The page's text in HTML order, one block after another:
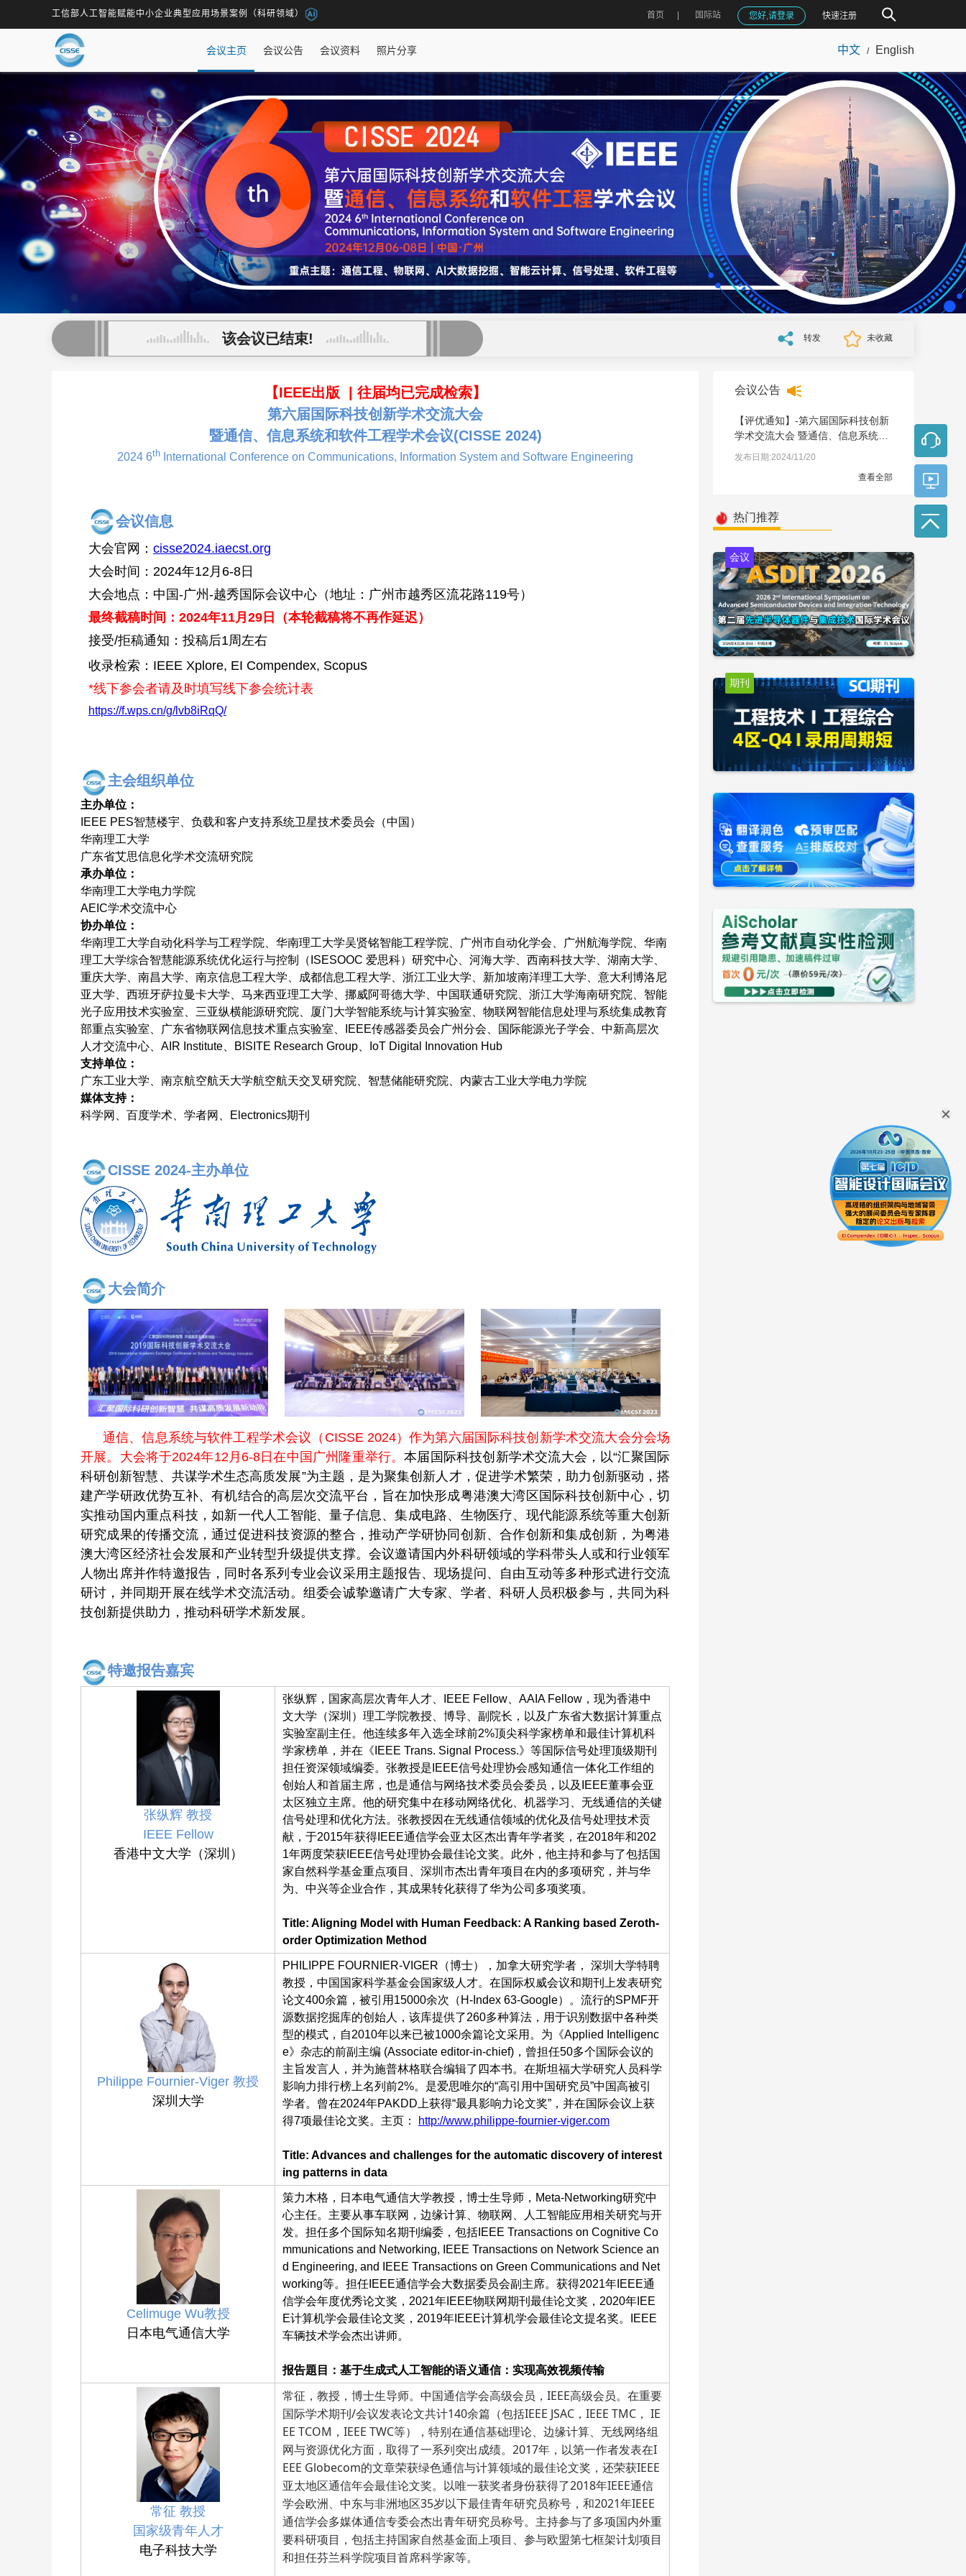
工信部人工智能赋能中小企业典型应用场景案例（科研领域） 首页 国际站 您好,请登录 快速注册
会议主页 会议公告 会议资料 照片分享 中文 / English
该会议已结束! 转发 未收藏
【IEEE出版 | 往届均已完成检索】
第六届国际科技创新学术交流大会
暨通信、信息系统和软件工程学术会议(CISSE 2024)
2024 6th International Conference on Communications, Information System and Software Engineering
会议信息
大会官网： cisse2024.iaecst.org
大会时间：2024年12月6-8日
大会地点： 中国-广州-越秀国际会议中心（地址：广州市越秀区流花路119号）
最终截稿时间：2024年11月29日（本轮截稿将不再作延迟）
接受/拒稿通知：投稿后1周左右
收录检索：IEEE Xplore, EI Compendex, Scopus
*线下参会者请及时填写线下参会统计表
https://f.wps.cn/g/lvb8iRqQ/
主会组织单位
主办单位：
IEEE PES智慧楼宇、负载和客户支持系统卫星技术委员会（中国）
华南理工大学
广东省艾思信息化学术交流研究院
承办单位：
华南理工大学电力学院
AEIC学术交流中心
协办单位：
华南理工大学自动化科学与工程学院、华南理工大学吴贤铭智能工程学院、广州市自动化学会、广州航海学院、华南
理工大学综合智慧能源系统优化运行与控制（ISESOOC 爱思科）研究中心、河海大学、西南科技大学、湖南大学、
重庆大学、南昌大学、南京信息工程大学、成都信息工程大学、浙江工业大学、新加坡南洋理工大学、意大利博洛尼
亚大学、西班牙萨拉曼卡大学、马来西亚理工大学、挪威阿哥德大学、中国联通研究院、浙江大学海南研究院、智能
光子应用技术实验室、三亚纵横能源研究院、厦门大学智能系统与计算实验室、物联网智能信息处理与系统集成教育
部重点实验室、广东省物联网信息技术重点实验室、IEEE传感器委员会广州分会、国际能源光子学会、中新高层次
人才交流中心、AIR Institute、BISITE Research Group、IoT Digital Innovation Hub
支持单位：
广东工业大学、南京航空航天大学航空航天交叉研究院、智慧储能研究院、内蒙古工业大学电力学院
媒体支持：
科学网、百度学术、学者网、Electronics期刊
CISSE 2024-主办单位
大会简介
通信、信息系统与软件工程学术会议（CISSE 2024）作为第六届国际科技创新学术交流大会分会场
开展。大会将于2024年12月6-8日在中国广州隆重举行。本届国际科技创新学术交流大会，以“汇聚国际
科研创新智慧、共谋学术生态高质发展”为主题，是为聚集创新人才，促进学术繁荣，助力创新驱动，搭
建产学研政优势互补、有机结合的高层次交流平台，旨在加快形成粤港澳大湾区国际科技创新中心，切
实推动国内重点科技，如新一代人工智能、量子信息、集成电路、生物医疗、现代能源系统等重大创新
研究成果的传播交流，通过促进科技资源的整合，推动产学研协同创新、合作创新和集成创新，为粤港
澳大湾区经济社会发展和产业转型升级提供支撑。会议邀请国内外科研领域的学科带头人或和行业领军
人物出席并作特邀报告，同时各系列专业会议采用主题报告、现场提问、自由互动等多种形式进行交流
研讨，并同期开展在线学术交流活动。组委会诚挚邀请广大专家、学者、科研人员积极参与，共同为科
技创新提供助力，推动科研学术新发展。
特邀报告嘉宾
张纵辉 教授
IEEE Fellow
香港中文大学（深圳）
张纵辉，国家高层次青年人才、IEEE Fellow、AAIA Fellow，现为香港中
文大学（深圳）理工学院教授、博导、副院长，以及广东省大数据计算重点
实验室副主任。他连续多年入选全球前2%顶尖科学家榜单和最佳计算机科
学家榜单，并在《IEEE Trans. Signal Process.》等国际信号处理顶级期刊
担任资深领域编委。张教授是IEEE信号处理协会感知通信一体化工作组的
创始人和首届主席，也是通信与网络技术委员会委员，以及IEEE董事会亚
太区独立主席。他的研究集中在移动网络优化、机器学习、无线通信的关键
信号处理和优化方法。张教授因在无线通信领域的优化及信号处理技术贡
献，于2015年获得IEEE通信学会亚太区杰出青年学者奖，在2018年和202
1年两度荣获IEEE信号处理协会最佳论文奖。此外，他主持和参与了包括国
家自然科学基金重点项目、深圳市杰出青年项目在内的多项研究，并与华
为、中兴等企业合作，其成果转化获得了华为公司多项奖项。
Title: Aligning Model with Human Feedback: A Ranking based Zeroth-
order Optimization Method
Philippe Fournier-Viger 教授
深圳大学
PHILIPPE FOURNIER-VIGER（博士），加拿大研究学者， 深圳大学特聘
教授，中国国家科学基金会国家级人才。在国际权威会议和期刊上发表研究
论文400余篇，被引用15000余次（H-Index 63-Google）。流行的SPMF开
源数据挖掘库的创始人，该库提供了260多种算法，用于识别数据中各种类
型的模式，自2010年以来已被1000余篇论文采用。为《Applied Intelligenc
e》杂志的前副主编 (Associate editor-in-chief)，曾担任50多个国际会议的
主旨发言人，并为施普林格联合编辑了四本书。在斯坦福大学研究人员科学
影响力排行榜上名列前2%。是爱思唯尔的“高引用中国研究员”中国高被引
学者。曾在2024年PAKDD上获得“最具影响力论文奖”，并在国际会议上获
得7项最佳论文奖。主页：
http://www.philippe-fournier-viger.com
Title: Advances and challenges for the automatic discovery of interest
ing patterns in data
Celimuge Wu教授
日本电气通信大学
策力木格，日本电气通信大学教授，博士生导师，Meta-Networking研究中
心主任。主要从事车联网，边缘计算、物联网、人工智能应用相关研究与开
发。担任多个国际知名期刊编委，包括IEEE Transactions on Cognitive Co
mmunications and Networking, IEEE Transactions on Network Science an
d Engineering, and IEEE Transactions on Green Communications and Net
working等。担任IEEE通信学会大数据委员会副主席。获得2021年IEEE通
信学会年度优秀论文奖，2021年IEEE物联网期刊最佳论文奖，2020年IEE
E计算机学会最佳论文奖，2019年IEEE计算机学会最佳论文提名奖。IEEE
车辆技术学会杰出讲师。
报告題目：基于生成式人工智能的语义通信：实现高效视频传输
常征 教授
国家级青年人才
电子科技大学
常征，教授，博士生导师。中国通信学会高级会员，IEEE高级会员。在重要
国际学术期刊/会议发表论文共计140余篇（包括IEEE JSAC，IEEE TMC， IE
EE TCOM，IEEE TWC等），特别在通信基础理论、边缘计算、无线网络组
网与资源优化方面，取得了一系列突出成绩。2017年，以第一作者发表在I
EEE Globecom的文章荣获绿色通信与计算领域的最佳论文奖，还荣获IEEE
亚太地区通信年会最佳论文奖。以唯一获奖者身份获得了2018年IEEE通信
学会欧洲、中东与非洲地区35岁以下最佳青年研究员称号，和2021年IEEE
通信学会多媒体通信专委会杰出青年研究员称号。主持参与了多项国内外重
要科研项目，包括主持国家自然基金面上项目、参与欧盟第七框架计划项目
和担任芬兰科学院项目首席科学家等。
会议公告
【评优通知】-第六届国际科技创新
学术交流大会 暨通信、信息系统和
软件工程学术会议(CISSE 2024)
发布日期:2024/11/20
查看全部
热门推荐
会议
期刊